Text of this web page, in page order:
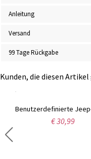
Anleitung
Versand
99 Tage Rückgabe
Kunden, die diesen
€ 30,99